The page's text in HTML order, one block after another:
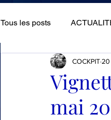
Tous les posts
ÉVÉNEMENTS
LE TOUR DE MA
mai
COCKPIT